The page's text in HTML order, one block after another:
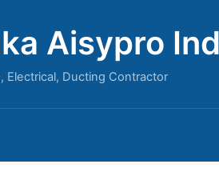
Aisypro
Electrical, Ducting Contractor